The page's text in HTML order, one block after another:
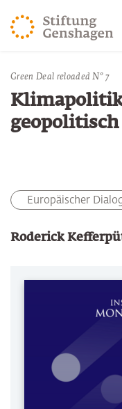
ZUM
ZUR SUCHE
Sie befinden sich hier:
Start Publikationen
Green Deal reloaded N° 7
Europäischer
Roderick